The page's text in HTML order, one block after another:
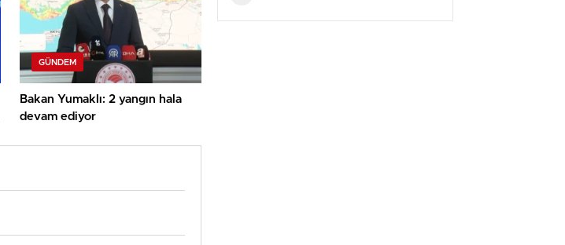
GÜNDEM
Bakan Yumaklı: 2 yangın hala
devam ediyor